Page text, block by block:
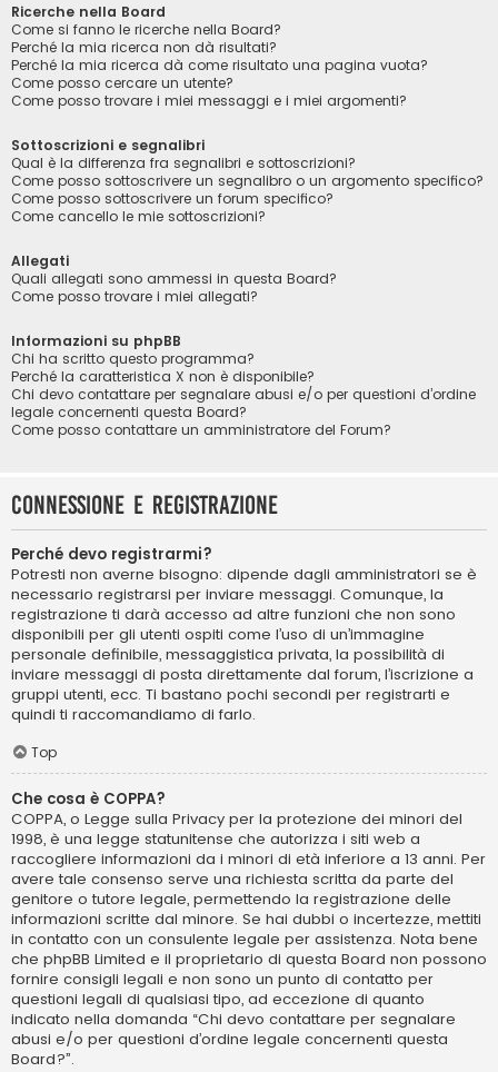
Ricerche nella Board
Come si fanno le ricerche nella Board?
Perché la mia ricerca non dà risultati?
Perché la mia ricerca dà come risultato una pagina vuota?
Come posso cercare un utente?
Come posso trovare i miei messaggi e i miei argomenti?
Sottoscrizioni e segnalibri
Qual è la differenza fra segnalibri e sottoscrizioni?
Come posso sottoscrivere un segnalibro o un argomento specifico?
Come posso sottoscrivere un forum specifico?
Come cancello le mie sottoscrizioni?
Allegati
Quali allegati sono ammessi in questa Board?
Come posso trovare i miei allegati?
Informazioni su phpBB
Chi ha scritto questo programma?
Perché la caratteristica X non è disponibile?
Chi devo contattare per segnalare abusi e/o per questioni d’ordine
legale concernenti questa Board?
Come posso contattare un amministratore del Forum?
Connessione e registrazione
Perché devo registrarmi?
Potresti non averne bisogno: dipende dagli amministratori se è
necessario registrarsi per inviare messaggi. Comunque, la
registrazione ti darà accesso ad altre funzioni che non sono
disponibili per gli utenti ospiti come l’uso di un’immagine
personale definibile, messaggistica privata, la possibilità di
inviare messaggi di posta direttamente dal forum, l’iscrizione a
gruppi utenti, ecc. Ti bastano pochi secondi per registrarti e
quindi ti raccomandiamo di farlo.
Top
Che cosa è COPPA?
COPPA, o Legge sulla Privacy per la protezione dei minori del
1998, è una legge statunitense che autorizza i siti web a
raccogliere informazioni da i minori di età inferiore a 13 anni. Per
avere tale consenso serve una richiesta scritta da parte del
genitore o tutore legale, permettendo la registrazione delle
informazioni scritte dal minore. Se hai dubbi o incertezze, mettiti
in contatto con un consulente legale per assistenza. Nota bene
che phpBB Limited e il proprietario di questa Board non possono
fornire consigli legali e non sono un punto di contatto per
questioni legali di qualsiasi tipo, ad eccezione di quanto
indicato nella domanda “Chi devo contattare per segnalare
abusi e/o per questioni d’ordine legale concernenti questa
Board?”.